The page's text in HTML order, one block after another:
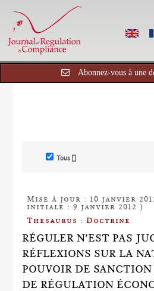
Abonnez-vous à une
Tous []
Mise à jour : 10 janvier
initiale : 9 janvier 2012 )
Thesaurus : Doctrine
RÉGULER N'EST PAS
RÉFLEXIONS SUR LA
POUVOIR DE
DE RÉGULATION